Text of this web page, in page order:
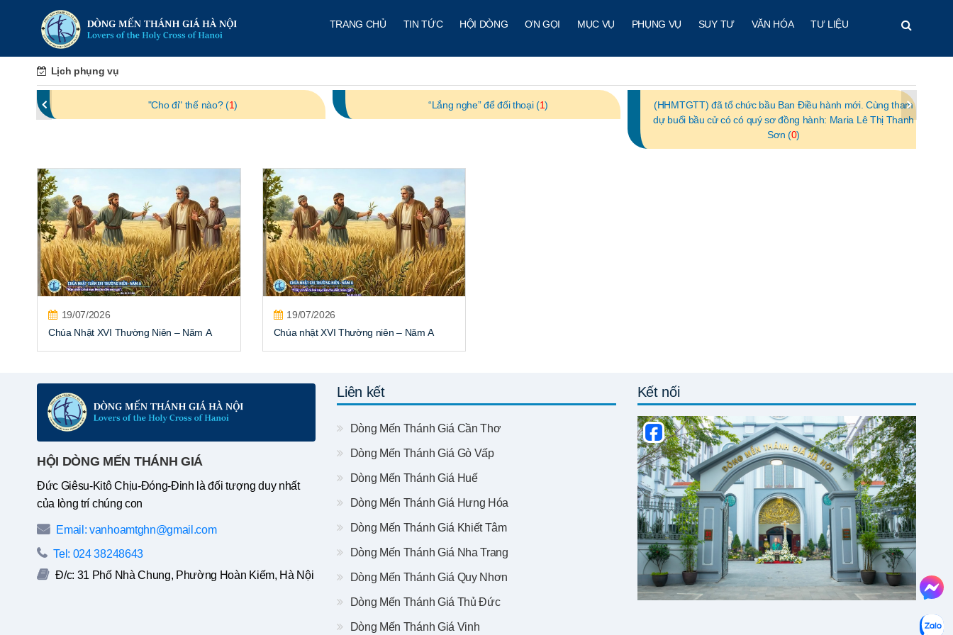
TRANG CHỦ TIN TỨC HỘI DÒNG ƠN GỌI MỤC VỤ PHỤNG VỤ SUY TƯ VĂN HÓA TƯ LIỆU
Lịch phụng vụ
"Cho đi" thế nào? (1) “Lắng nghe” để đối thoại (1)
(HHMTGTT) đã tổ chức bầu Ban Điều hành mới. Cùng tham
dự buổi bầu cử có có quý sơ đồng hành: Maria Lê Thị Thanh
Sơn (0)
19/07/2026
Chúa Nhật XVI Thường Niên – Năm A
19/07/2026
Chúa nhật XVI Thường niên – Năm A
HỘI DÒNG MẾN THÁNH GIÁ
Đức Giêsu-Kitô Chịu-Đóng-Đinh là đối tượng duy nhất
của lòng trí chúng con
Email: vanhoamtghn@gmail.com
Tel: 024 38248643
Đ/c: 31 Phố Nhà Chung, Phường Hoàn Kiếm, Hà Nội
Liên kết
Dòng Mến Thánh Giá Cần Thơ
Dòng Mến Thánh Giá Gò Vấp
Dòng Mến Thánh Giá Huế
Dòng Mến Thánh Giá Hưng Hóa
Dòng Mến Thánh Giá Khiết Tâm
Dòng Mến Thánh Giá Nha Trang
Dòng Mến Thánh Giá Quy Nhơn
Dòng Mến Thánh Giá Thủ Đức
Dòng Mến Thánh Giá Vinh
Kết nối